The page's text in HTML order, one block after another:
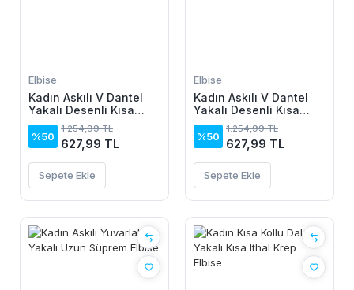
Elbise
Kadın Askılı V Dantel
Yakalı Desenli Kısa
Elbise
%50
1.254,99 TL
627,99 TL
Sepete Ekle
Elbise
Kadın Askılı V Dantel
Yakalı Desenli Kısa
Elbise
%50
1.254,99 TL
627,99 TL
Sepete Ekle